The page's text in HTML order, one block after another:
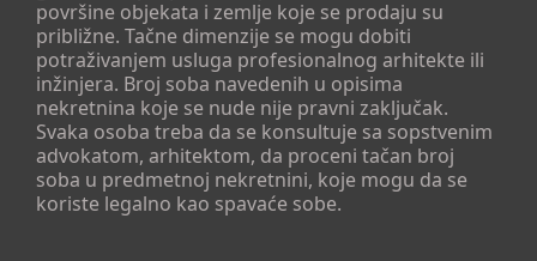
površine objekata i zemlje koje se prodaju su
približne. Tačne dimenzije se mogu dobiti
potraživanjem usluga profesionalnog arhitekte ili
inžinjera. Broj soba navedenih u opisima
nekretnina koje se nude nije pravni zaključak.
Svaka osoba treba da se konsultuje sa sopstvenim
advokatom, arhitektom, da proceni tačan broj
soba u predmetnoj nekretnini, koje mogu da se
koriste legalno kao spavaće sobe.